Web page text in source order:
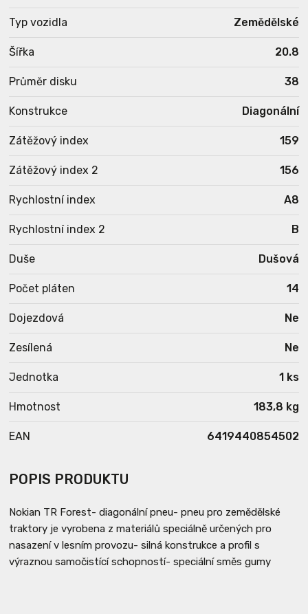
Typ vozidla Zemědělské
Šířka 20.8
Průměr disku 38
Konstrukce Diagonální
Zátěžový index 159
Zátěžový index 2 156
Rychlostní index A8
Rychlostní index 2 B
Duše Dušová
Počet pláten 14
Dojezdová Ne
Zesílená Ne
Jednotka 1 ks
Hmotnost 183,8 kg
EAN 6419440854502
POPIS PRODUKTU
Nokian TR Forest- diagonální pneu- pneu pro zemědělské
traktory je vyrobena z materiálů speciálně určených pro
nasazení v lesním provozu- silná konstrukce a profil s
výraznou samočistící schopností- speciální směs gumy